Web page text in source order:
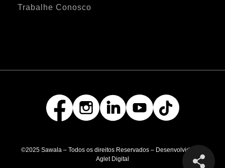
Trabalhe Conosco
©2025 Sawala – Todos os direitos Reservados – Desenvolvido por
Aglet Digital